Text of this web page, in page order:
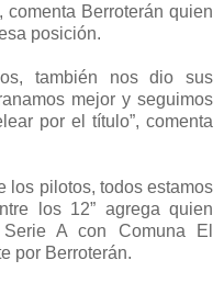
comenta Berroterán quien
posición.
también nos dio sus
mejor y seguimos
por el título”, comenta
los pilotos, todos estamos
los 12” agrega quien
A con Comuna El
por Berroterán.